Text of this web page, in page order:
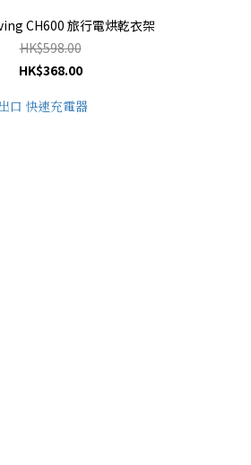
CH600 旅行電烘乾衣架
HK$598.00
HK$368.00